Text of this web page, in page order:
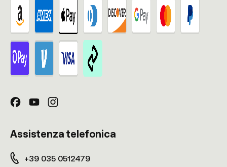
Assistenza telefonica
+39 035 0512479